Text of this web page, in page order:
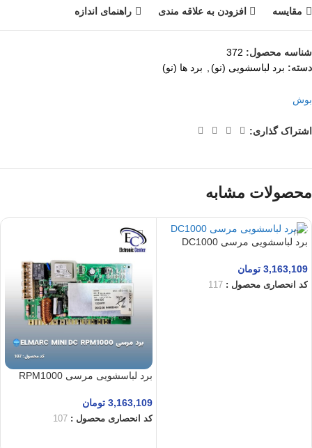
مقايسه افزودن به علاقه مندی راهنمای اندازه
شناسه محصول: 372
دسته: برد لباسشویی (نو), برد ها (نو)
بوش
اشتراک گذاری:
محصولات مشابه
برد لباسشویی مرسی DC1000
3,163,109 تومان
کد انحصاری محصول : 117
برد لباسشویی مرسی RPM1000
3,163,109 تومان
کد انحصاری محصول : 107